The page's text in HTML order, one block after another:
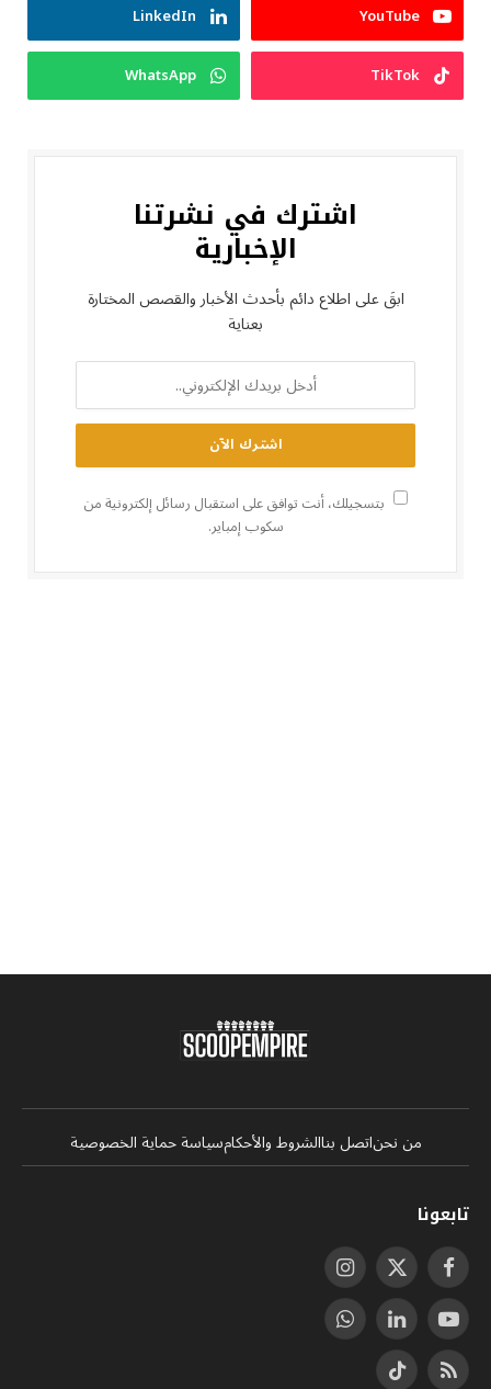
YouTube
LinkedIn
TikTok
WhatsApp
اشترك في نشرتنا
الإخبارية
ابقَ على اطلاع دائم بأحدث الأخبار والقصص المختارة
بعناية
بتسجيلك، أنت توافق على استقبال رسائل إلكترونية من
سكوب إمباير.
من نحناتصل بناالشروط والأحكامسياسة حماية الخصوصية
تابعونا
فيسبوكX
(Twitter)
الانستغرام
يوتيوب لينكدإنواتساب
RSS
تيكتوك